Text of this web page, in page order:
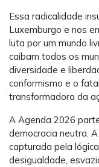
Essa radicalidade
Luxemburgo e nos
luta por um mundo
caibam todos os
diversidade e
conformismo e o
transformadora da
A Agenda 2026
democracia neutra.
capturada pela
desigualdade,